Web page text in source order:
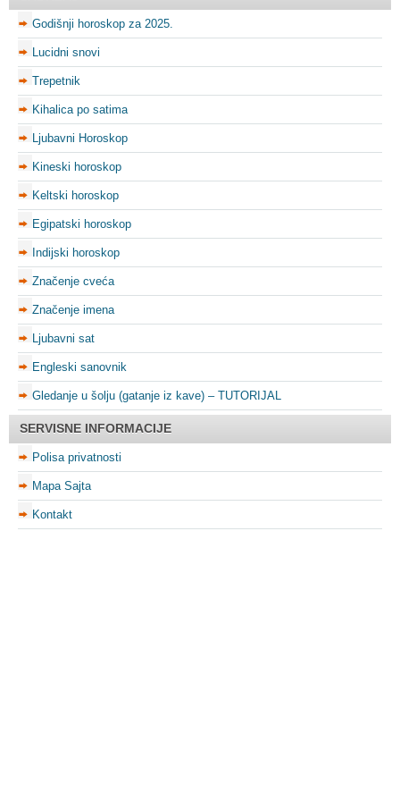
Godišnji horoskop za 2025.
Lucidni snovi
Trepetnik
Kihalica po satima
Ljubavni Horoskop
Kineski horoskop
Keltski horoskop
Egipatski horoskop
Indijski horoskop
Značenje cveća
Značenje imena
Ljubavni sat
Engleski sanovnik
Gledanje u šolju (gatanje iz kave) – TUTORIJAL
SERVISNE INFORMACIJE
Polisa privatnosti
Mapa Sajta
Kontakt